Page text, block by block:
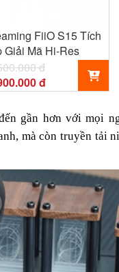
FiiO S15 Tích
Giải Mã Hi-Res
đ
đ
gần hơn với mọi
mà còn truyền tải